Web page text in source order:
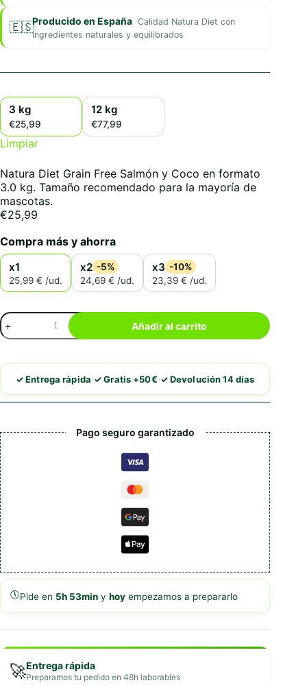
Producido en España Calidad Natura Diet con
ingredientes naturales y equilibrados
3 kg
€25,99
12 kg
€77,99
Limpiar
Natura Diet Grain Free Salmón y Coco en formato
3.0 kg. Tamaño recomendado para la mayoría de
mascotas.
€25,99
Compra más y ahorra
x1
25,99 € /ud.
x2 -5%
24,69 € /ud.
x3 -10%
23,39 € /ud.
Natura
Diet
Grain
Salmón
Coco
Añadir al carrito
✓ Entrega rápida·✓ Gratis +50€·✓ Devolución 14 días
Pago seguro garantizado
🕔Pide en 5h 53min y hoy empezamos a prepararlo
🚀Entrega rápida
Preparamos tu pedido en 48h laborables